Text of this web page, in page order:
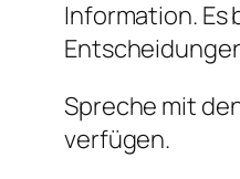
Information. Es
Spreche mit
verfügen.